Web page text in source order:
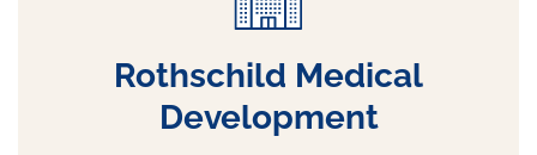
Rothschild Medical
Development